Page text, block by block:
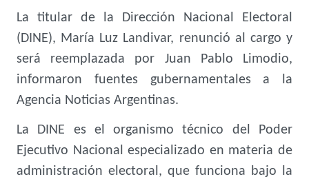
La titular de la Dirección Nacional Electoral
(DINE), María Luz Landivar, renunció al cargo y
será reemplazada por Juan Pablo Limodio,
informaron fuentes gubernamentales a la
Agencia Noticias Argentinas.
La DINE es el organismo técnico del Poder
Ejecutivo Nacional especializado en materia de
administración electoral, que funciona bajo la